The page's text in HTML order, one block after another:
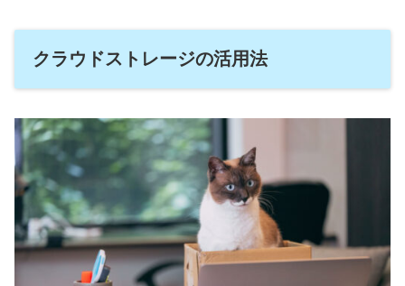
クラウドストレージの活用法